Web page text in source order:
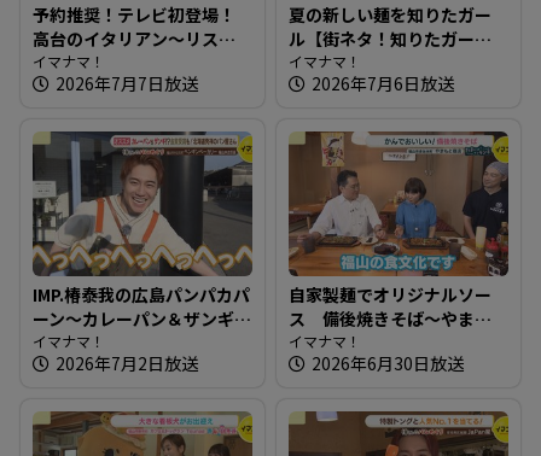
予約推奨！テレビ初登場！
高台のイタリアン～リスト
ランテ ヌック【たまにはそ
とランチ】
イマナマ！
2026年7月7日放送
夏の新しい麺を知りたガー
ル【街ネタ！知りたガー
ル】
イマナマ！
2026年7月6日放送
IMP.椿泰我の広島パンパカパ
ーン～カレーパン＆ザンギ!?
金賞受賞も！ 北海道発祥の
パン屋さん
イマナマ！
2026年7月2日放送
自家製麺でオリジナルソー
ス 備後焼きそば～やまも
と商店【たまにはそとラン
チ】
イマナマ！
2026年6月30日放送